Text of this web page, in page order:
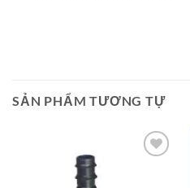
SẢN PHẨM TƯƠNG TỰ